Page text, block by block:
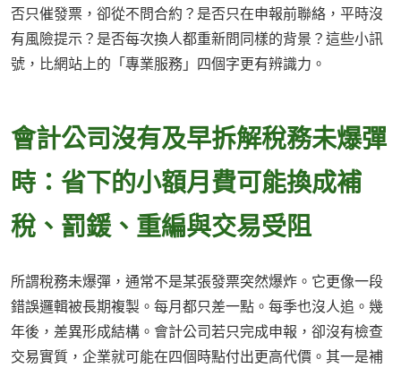
否只催發票，卻從不問合約？是否只在申報前聯絡，平時沒
有風險提示？是否每次換人都重新問同樣的背景？這些小訊
號，比網站上的「專業服務」四個字更有辨識力。
會計公司沒有及早拆解稅務未爆彈
時：省下的小額月費可能換成補
稅、罰鍰、重編與交易受阻
所謂稅務未爆彈，通常不是某張發票突然爆炸。它更像一段
錯誤邏輯被長期複製。每月都只差一點。每季也沒人追。幾
年後，差異形成結構。會計公司若只完成申報，卻沒有檢查
交易實質，企業就可能在四個時點付出更高代價。其一是補